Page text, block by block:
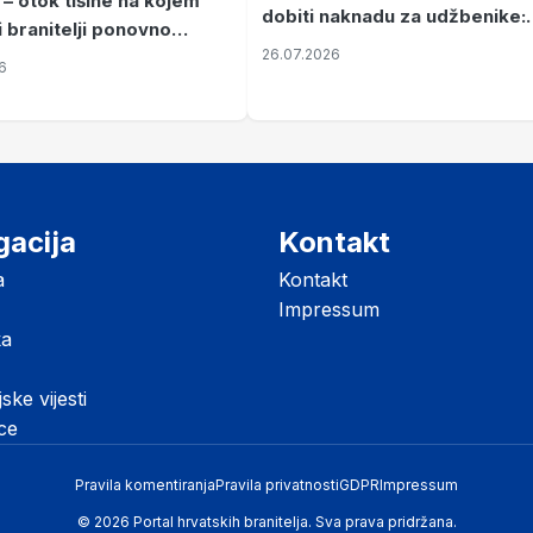
branitelji ponovno
mir
dobiti naknadu za udžbenike:
zahtjevi se podnose do 31.
26.07.2026
vijesti
Kontakt
Kontakt
Impressum
Pravila komentiranjaPravila privatnostiGDPRImpressum
© 2026 Portal hrvatskih branitelja. Sva prava pridržana.